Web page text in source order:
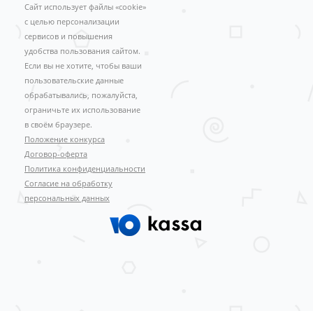
Сайт использует файлы «cookie»
с целью персонализации
сервисов и повышения
удобства пользования сайтом.
Если вы не хотите, чтобы ваши
пользовательские данные
обрабатывались, пожалуйста,
ограничьте их использование
в своём браузере.
Положение конкурса
Договор-оферта
Политика конфиденциальности
Согласие на обработку
персональных данных